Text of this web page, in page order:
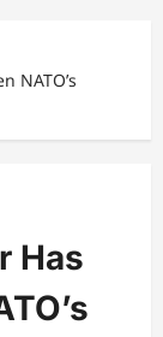
NATO’s
Has